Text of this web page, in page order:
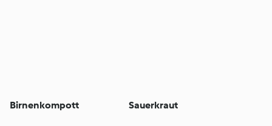
Birnenkompott Sauerkraut